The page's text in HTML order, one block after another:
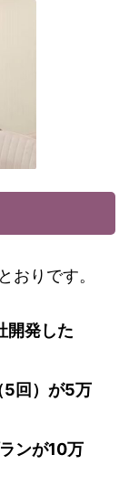
おりです。
開発した
5回）が5万
ンが10万